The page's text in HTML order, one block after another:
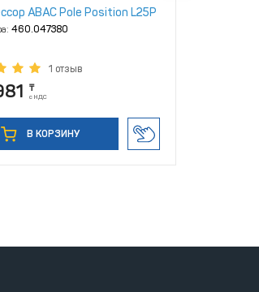
ABAC Pole Position L25P
460.047380
1 отзыв
₸
с НДС
В КОРЗИНУ